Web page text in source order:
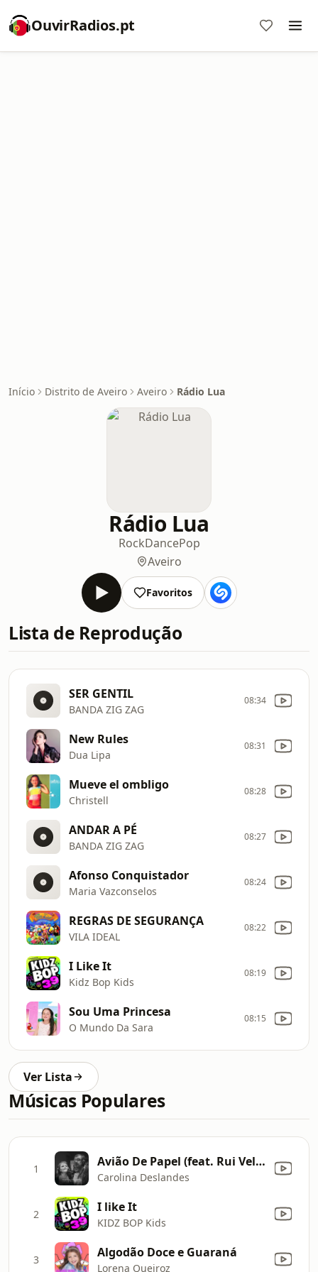
OuvirRadios.pt
Início Distrito de Aveiro Aveiro Rádio Lua
Rádio Lua
RockDancePop
Aveiro
Favoritos
Lista de Reprodução
SER GENTIL
BANDA ZIG ZAG
08:34
New Rules
Dua Lipa
08:31
Mueve el ombligo
Christell
08:28
ANDAR A PÉ
BANDA ZIG ZAG
08:27
Afonso Conquistador
Maria Vazconselos
08:24
REGRAS DE SEGURANÇA
VILA IDEAL
08:22
I Like It
Kidz Bop Kids
08:19
Sou Uma Princesa
O Mundo Da Sara
08:15
Ver Lista
Músicas Populares
1 Avião De Papel (feat. Rui Veloso)
Carolina Deslandes
2 I like It
KIDZ BOP Kids
3 Algodão Doce e Guaraná
Lorena Queiroz